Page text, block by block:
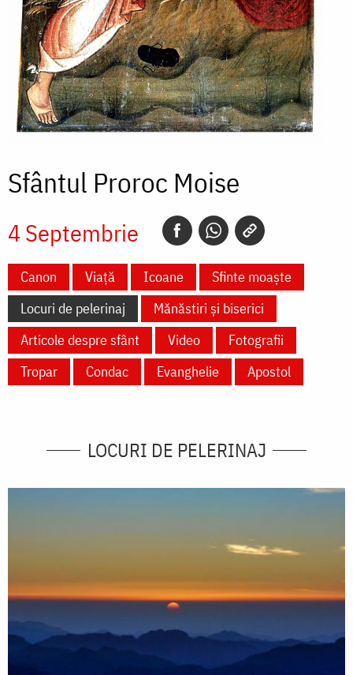
Sfântul Proroc Moise
4 Septembrie
Canon Viață Icoane
Sfinte moaște
Locuri de pelerinaj
Mănăstiri și biserici
Articole despre sfânt
Video
Fotografii
Tropar
Condac Evanghelie Apostol
LOCURI DE PELERINAJ